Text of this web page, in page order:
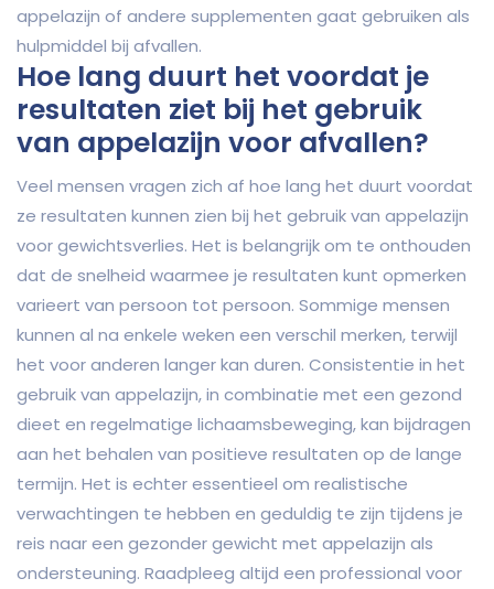
appelazijn of andere supplementen gaat gebruiken als
hulpmiddel bij afvallen.
Hoe lang duurt het voordat je
resultaten ziet bij het gebruik
van appelazijn voor afvallen?
Veel mensen vragen zich af hoe lang het duurt voordat
ze resultaten kunnen zien bij het gebruik van appelazijn
voor gewichtsverlies. Het is belangrijk om te onthouden
dat de snelheid waarmee je resultaten kunt opmerken
varieert van persoon tot persoon. Sommige mensen
kunnen al na enkele weken een verschil merken, terwijl
het voor anderen langer kan duren. Consistentie in het
gebruik van appelazijn, in combinatie met een gezond
dieet en regelmatige lichaamsbeweging, kan bijdragen
aan het behalen van positieve resultaten op de lange
termijn. Het is echter essentieel om realistische
verwachtingen te hebben en geduldig te zijn tijdens je
reis naar een gezonder gewicht met appelazijn als
ondersteuning. Raadpleeg altijd een professional voor